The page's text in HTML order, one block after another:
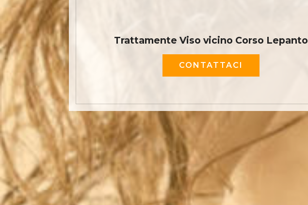
Trattamente Viso vicino Corso Lepanto
CONTATTACI